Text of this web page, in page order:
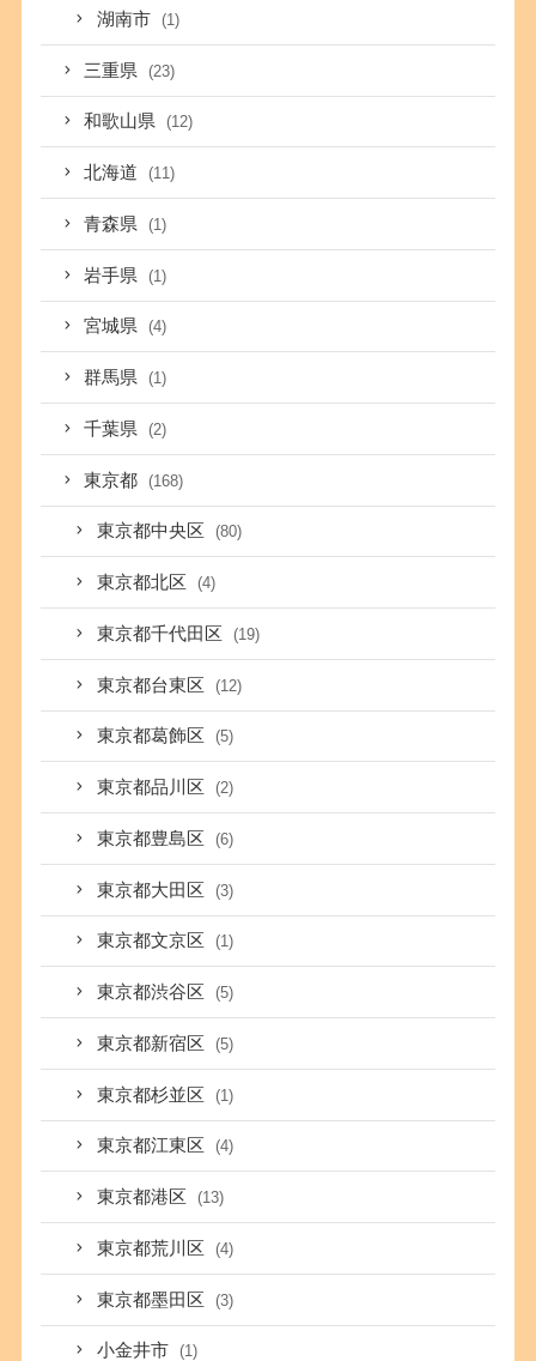
湖南市 (1)
三重県 (23)
和歌山県 (12)
北海道 (11)
青森県 (1)
岩手県 (1)
宮城県 (4)
群馬県 (1)
千葉県 (2)
東京都 (168)
東京都中央区 (80)
東京都北区 (4)
東京都千代田区 (19)
東京都台東区 (12)
東京都葛飾区 (5)
東京都品川区 (2)
東京都豊島区 (6)
東京都大田区 (3)
東京都文京区 (1)
東京都渋谷区 (5)
東京都新宿区 (5)
東京都杉並区 (1)
東京都江東区 (4)
東京都港区 (13)
東京都荒川区 (4)
東京都墨田区 (3)
小金井市 (1)